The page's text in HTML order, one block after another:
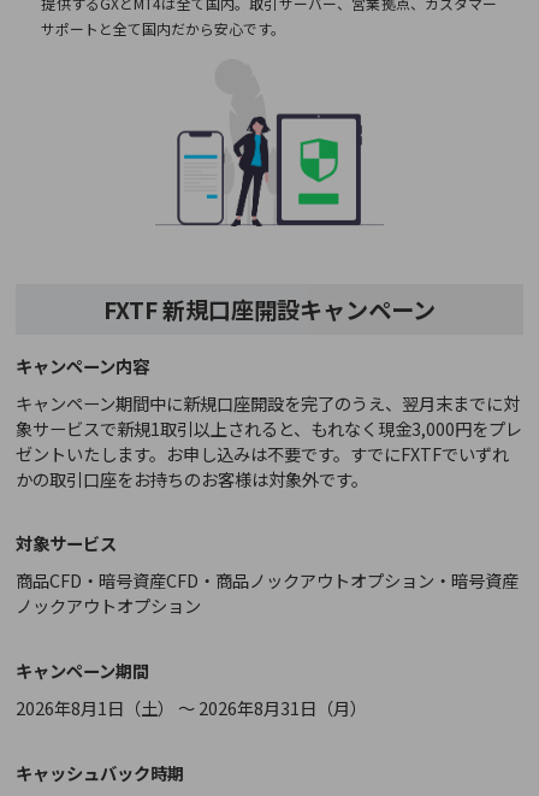
サポートと全て国内だから安心です。
FXTF 新規口座開設キャンペーン
キャンペーン内容
キャンペーン期間中に新規口座開設を完了のうえ、翌月末までに対
象サービスで新規1取引以上されると、もれなく現金3,000円をプレ
ゼントいたします。お申し込みは不要です。すでにFXTFでいずれ
かの取引口座をお持ちのお客様は対象外です。
対象サービス
商品CFD・暗号資産CFD・商品ノックアウトオプション・暗号資産
ノックアウトオプション
キャンペーン期間
2026年8月1日（土）
～2026年8月31日（月）
キャッシュバック時期